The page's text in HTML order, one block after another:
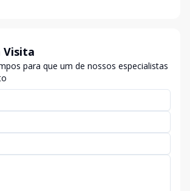
Visita
para que um de nossos especialistas